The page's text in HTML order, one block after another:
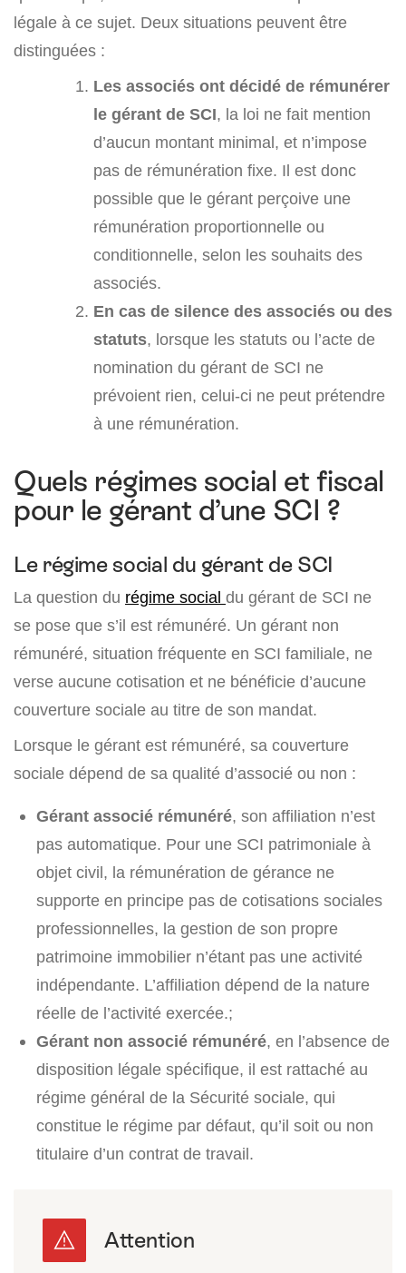
légale à ce sujet. Deux situations peuvent être
distinguées :
Les associés ont décidé de rémunérer
le gérant de SCI, la loi ne fait mention
d’aucun montant minimal, et n’impose
pas de rémunération fixe. Il est donc
possible que le gérant perçoive une
rémunération proportionnelle ou
conditionnelle, selon les souhaits des
associés.
En cas de silence des associés ou des
statuts, lorsque les statuts ou l’acte de
nomination du gérant de SCI ne
prévoient rien, celui-ci ne peut prétendre
à une rémunération.
Quels régimes social et fiscal
pour le gérant d’une SCI ?
Le régime social du gérant de SCI
La question du régime social du gérant de SCI ne
se pose que s’il est rémunéré. Un gérant non
rémunéré, situation fréquente en SCI familiale, ne
verse aucune cotisation et ne bénéficie d’aucune
couverture sociale au titre de son mandat.
Lorsque le gérant est rémunéré, sa couverture
sociale dépend de sa qualité d’associé ou non :
Gérant associé rémunéré, son affiliation n’est
pas automatique. Pour une SCI patrimoniale à
objet civil, la rémunération de gérance ne
supporte en principe pas de cotisations sociales
professionnelles, la gestion de son propre
patrimoine immobilier n’étant pas une activité
indépendante. L’affiliation dépend de la nature
réelle de l’activité exercée.;
Gérant non associé rémunéré, en l’absence de
disposition légale spécifique, il est rattaché au
régime général de la Sécurité sociale, qui
constitue le régime par défaut, qu’il soit ou non
titulaire d’un contrat de travail.